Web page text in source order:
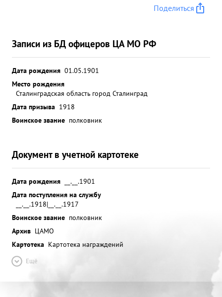
Поделиться
Записи из БД офицеров ЦА МО РФ
Дата рождения 01.05.1901
Место рождения
Сталинградская область город Сталинград
Дата призыва 1918
Воинское звание полковник
Документ в учетной картотеке
Дата рождения
__.__.1901
Дата поступления на службу
__.__.1918|__.__.1917
Воинское звание полковник
Архив ЦАМО
Картотека Картотека награждений
Ещё